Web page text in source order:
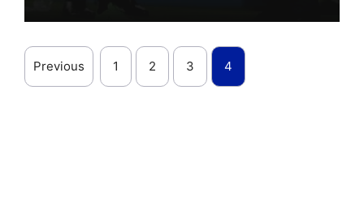
Previous 1 2 3 4